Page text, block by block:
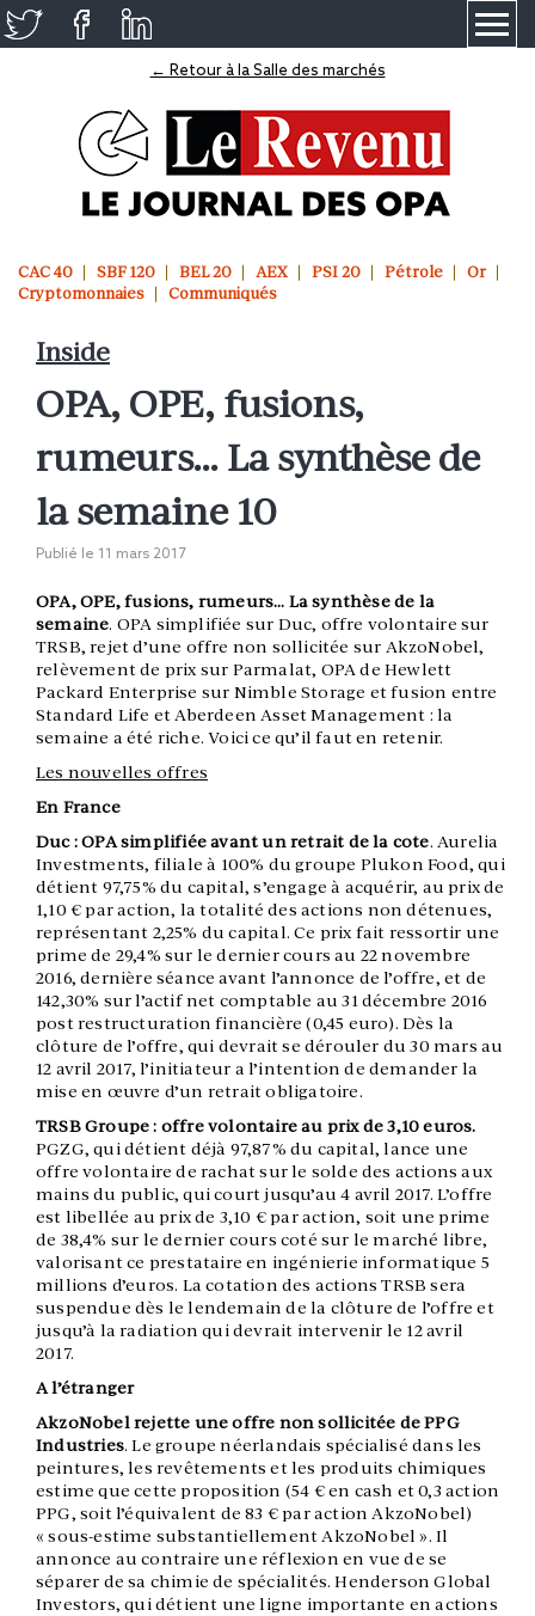
← Retour à la Salle des marchés
CAC 40 SBF 120 BEL 20 AEX PSI 20 Pétrole
Or
Cryptomonnaies
Communiqués
Inside
OPA, OPE, fusions,
rumeurs… La synthèse de
la semaine 10
Publié le 11 mars 2017
OPA, OPE, fusions, rumeurs… La synthèse de la
semaine. OPA simplifiée sur Duc, offre volontaire sur
TRSB, rejet d’une offre non sollicitée sur AkzoNobel,
relèvement de prix sur Parmalat, OPA de Hewlett
Packard Enterprise sur Nimble Storage et fusion entre
Standard Life et Aberdeen Asset Management : la
semaine a été riche. Voici ce qu’il faut en retenir.
Les nouvelles offres
En France
Duc : OPA simplifiée avant un retrait de la cote. Aurelia
Investments, filiale à 100% du groupe Plukon Food, qui
détient 97,75% du capital, s’engage à acquérir, au prix de
1,10 € par action, la totalité des actions non détenues,
représentant 2,25% du capital. Ce prix fait ressortir une
prime de 29,4% sur le dernier cours au 22 novembre
2016, dernière séance avant l’annonce de l’offre, et de
142,30% sur l’actif net comptable au 31 décembre 2016
post restructuration financière (0,45 euro). Dès la
clôture de l’offre, qui devrait se dérouler du 30 mars au
12 avril 2017, l’initiateur a l’intention de demander la
mise en œuvre d’un retrait obligatoire.
TRSB Groupe : offre volontaire au prix de 3,10 euros.
PGZG, qui détient déjà 97,87% du capital, lance une
offre volontaire de rachat sur le solde des actions aux
mains du public, qui court jusqu’au 4 avril 2017. L’offre
est libellée au prix de 3,10 € par action, soit une prime
de 38,4% sur le dernier cours coté sur le marché libre,
valorisant ce prestataire en ingénierie informatique 5
millions d’euros. La cotation des actions TRSB sera
suspendue dès le lendemain de la clôture de l’offre et
jusqu’à la radiation qui devrait intervenir le 12 avril
2017.
A l’étranger
AkzoNobel rejette une offre non sollicitée de PPG
Industries. Le groupe néerlandais spécialisé dans les
peintures, les revêtements et les produits chimiques
estime que cette proposition (54 € en cash et 0,3 action
PPG, soit l’équivalent de 83 € par action AkzoNobel)
« sous-estime substantiellement AkzoNobel ». Il
annonce au contraire une réflexion en vue de se
séparer de sa chimie de spécialités. Henderson Global
Investors, qui détient une ligne importante en actions